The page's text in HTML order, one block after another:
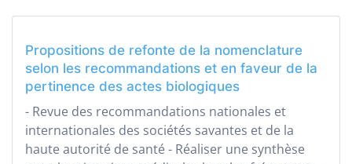
Propositions de refonte de la nomenclature
selon les recommandations et en faveur de la
pertinence des actes biologiques
- Revue des recommandations nationales et
internationales des sociétés savantes et de la
haute autorité de santé - Réaliser une synthèse